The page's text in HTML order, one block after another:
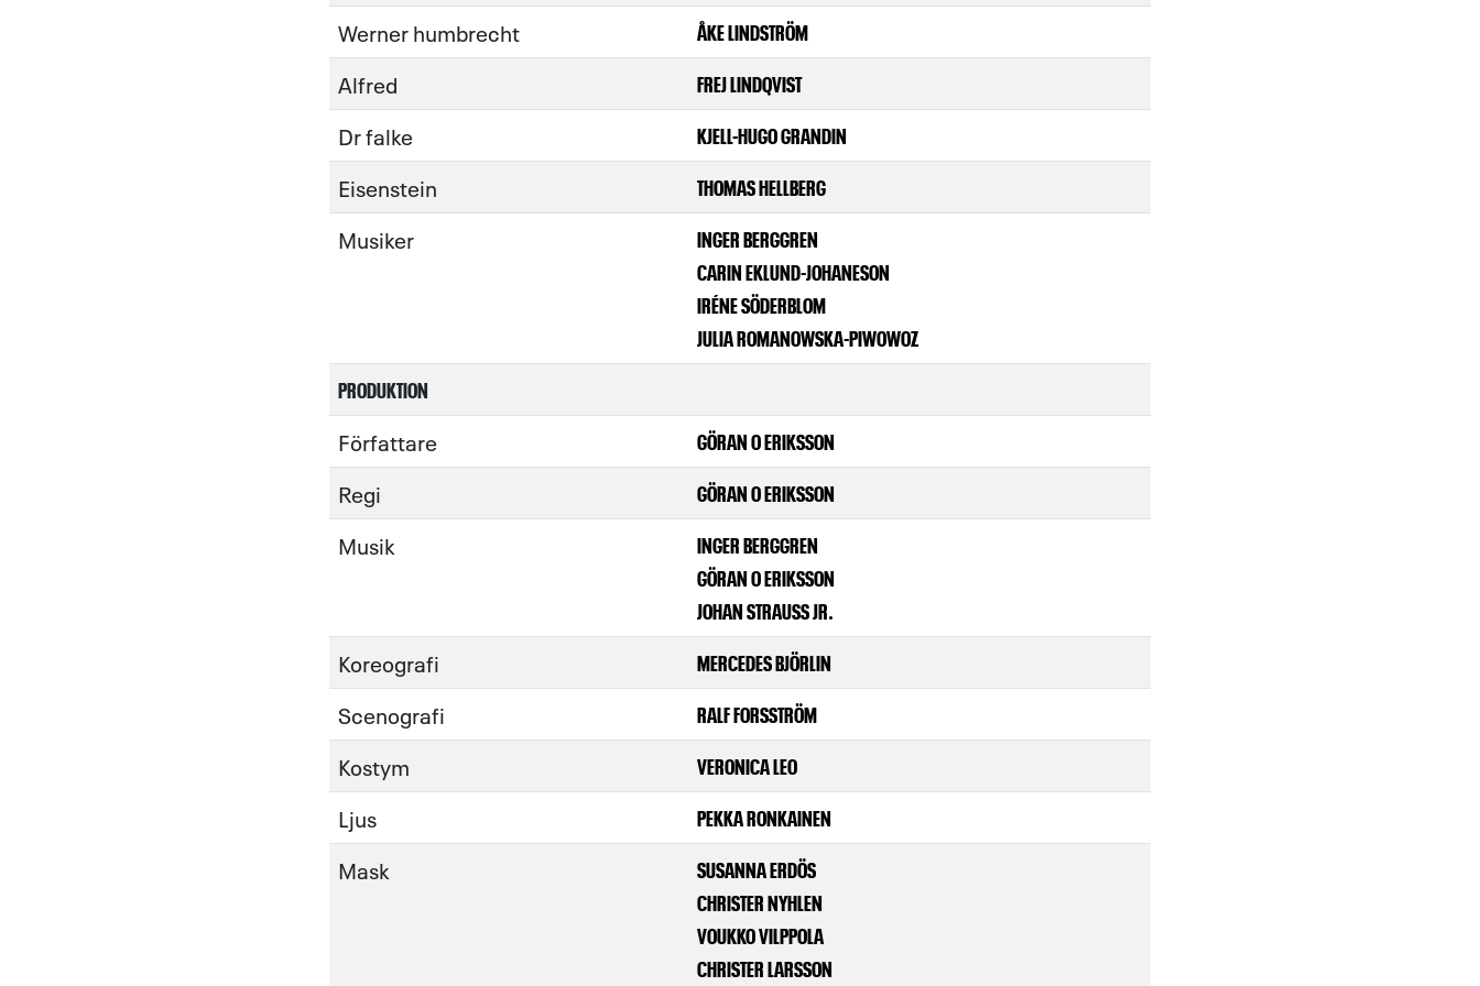
Werner humbrecht ÅKE LINDSTRÖM
Alfred FREJ LINDQVIST
Dr falke KJELL-HUGO GRANDIN
Eisenstein THOMAS HELLBERG
Musiker
INGER BERGGREN
CARIN EKLUND-JOHANESON
IRÉNE SÖDERBLOM
JULIA ROMANOWSKA-PIWOWOZ
PRODUKTION
Författare GÖRAN O ERIKSSON
Regi GÖRAN O ERIKSSON
Musik
INGER BERGGREN
GÖRAN O ERIKSSON
JOHAN STRAUSS JR.
Koreografi MERCEDES BJÖRLIN
Scenografi RALF FORSSTRÖM
Kostym VERONICA LEO
Ljus PEKKA RONKAINEN
Mask
SUSANNA ERDÖS
CHRISTER NYHLEN
VOUKKO VILPPOLA
CHRISTER LARSSON